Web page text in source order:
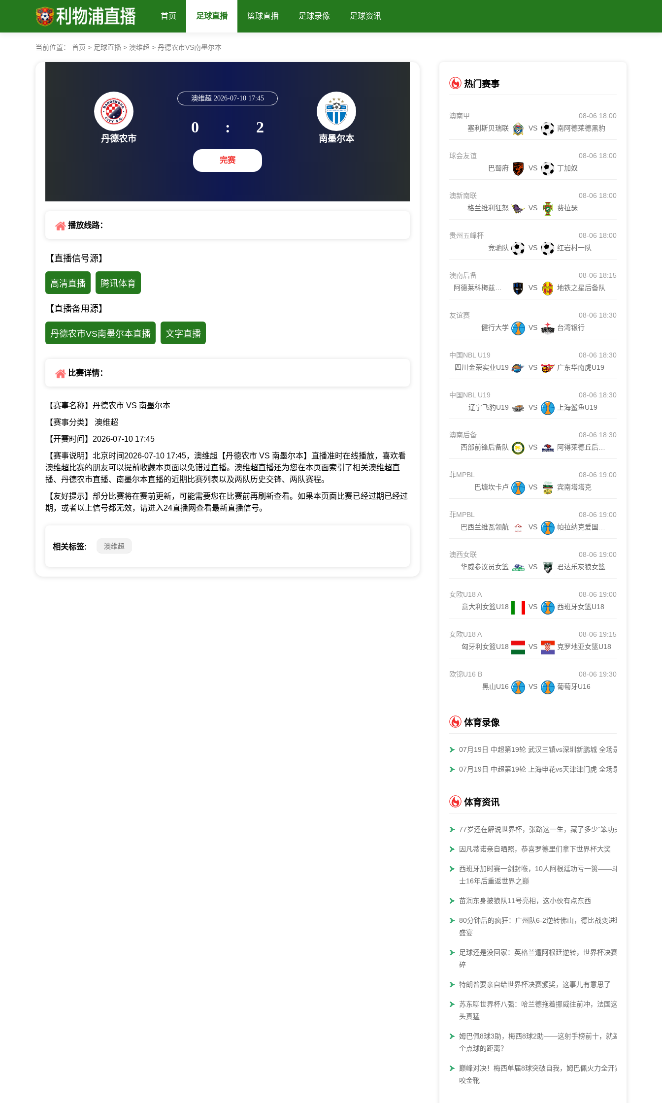
首页 足球直播 篮球直播 足球录像 足球资讯
当前位置： 首页 > 足球直播 > 澳维超 > 丹德农市VS南墨尔本
丹德农市
澳维超 2026-07-10 17:45
0 : 2
完赛
南墨尔本
播放线路：
【直播信号源】
高清直播 腾讯体育
【直播备用源】
丹德农市VS南墨尔本直播 文字直播
比赛详情：
【赛事名称】丹德农市 VS 南墨尔本
【赛事分类】 澳维超
【开赛时间】2026-07-10 17:45
【赛事说明】北京时间2026-07-10 17:45，澳维超【丹德农市 VS 南墨尔本】直播准时在线播放，喜欢看
澳维超比赛的朋友可以提前收藏本页面以免错过直播。澳维超直播还为您在本页面索引了相关澳维超直
播、丹德农市直播、南墨尔本直播的近期比赛列表以及两队历史交锋、两队赛程。
【友好提示】部分比赛将在赛前更新，可能需要您在比赛前再刷新查看。如果本页面比赛已经过期已经过
期，或者以上信号都无效，请进入24直播网查看最新直播信号。
相关标签: 澳维超
热门赛事
澳南甲
08-06 18:00
塞利斯贝瑞联
VS 南阿德莱德黑豹
球会友谊
08-06 18:00
巴蜀府
VS 丁加奴
澳新南联
08-06 18:00
格兰维利狂怒
VS 费拉瑟
贵州五峰杯
08-06 18:00
竞驰队
VS 红岩村一队
澳南后备
08-06 18:15
VS 地铁之星后备队
友谊赛
08-06 18:30
健行大学
VS 台湾银行
中国NBL U19
08-06 18:30
四川金荣实业U19
VS 广东华南虎U19
中国NBL U19
08-06 18:30
辽宁飞豹U19
VS 上海鲨鱼U19
澳南后备
08-06 18:30
西部前锋后备队
VS
菲MPBL
08-06 19:00
巴塘坎卡卢
VS 宾南塔塔克
菲MPBL
08-06 19:00
巴西兰维瓦领航
VS
澳西女联
08-06 19:00
华威参议员女篮
VS 君达乐灰狼女篮
女欧U18 A
08-06 19:00
意大利女篮U18
VS 西班牙女篮U18
女欧U18 A
08-06 19:15
匈牙利女篮U18
VS 克罗地亚女篮U18
欧锦U16 B
08-06 19:30
黑山U16
VS 葡萄牙U16
体育录像
07月19日 中超第19轮 武汉三镇vs深圳新鹏城 全场录像
07月19日 中超第19轮 上海申花vs天津津门虎 全场录像
体育资讯
77岁还在解说世界杯，张路这一生，藏了多少“笨功夫”
因凡蒂诺亲自晒照，恭喜罗德里们拿下世界杯大奖
西班牙加时赛一剑封喉，10人阿根廷功亏一篑——斗牛
士16年后重返世界之巅
苗润东身披狼队11号亮相，这小伙有点东西
80分钟后的疯狂：广州队6-2逆转佛山，德比战变进球
盛宴
足球还是没回家：英格兰遭阿根廷逆转，世界杯决赛梦
碎
特朗普要亲自给世界杯决赛颁奖，这事儿有意思了
苏东聊世界杯八强：哈兰德拖着挪威往前冲，法国这势
头真猛
姆巴佩8球3助，梅西8球2助——这射手榜前十，就差一
个点球的距离？
巅峰对决！梅西单届8球突破自我，姆巴佩火力全开紧
咬金靴